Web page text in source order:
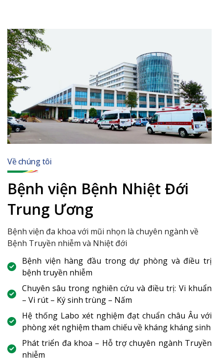
Về chúng tôi
Bệnh viện Bệnh Nhiệt Đới
Trung Ương
Bệnh viện đa khoa với mũi nhọn là chuyên ngành về
Bệnh Truyền nhiễm và Nhiệt đới
Bệnh viện hàng đầu trong dự phòng và điều trị
bệnh truyền nhiễm
Chuyên sâu trong nghiên cứu và điều trị: Vi khuẩn
– Vi rút – Ký sinh trùng – Nấm
Hệ thống Labo xét nghiệm đạt chuẩn châu Âu với
phòng xét nghiệm tham chiếu về kháng kháng sinh
Phát triển đa khoa – Hỗ trợ chuyên ngành Truyền
nhiễm